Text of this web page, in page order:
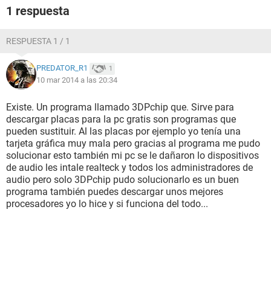
1 respuesta
RESPUESTA 1 / 1
PREDATOR_R1 1
10 mar 2014 a las 20:34
Existe. Un programa llamado 3DPchip que. Sirve para
descargar placas para la pc gratis son programas que
pueden sustituir. Al las placas por ejemplo yo tenía una
tarjeta gráfica muy mala pero gracias al programa me pudo
solucionar esto también mi pc se le dañaron lo dispositivos
de audio les intale realteck y todos los administradores de
audio pero solo 3DPchip pudo solucionarlo es un buen
programa también puedes descargar unos mejores
procesadores yo lo hice y si funciona del todo...